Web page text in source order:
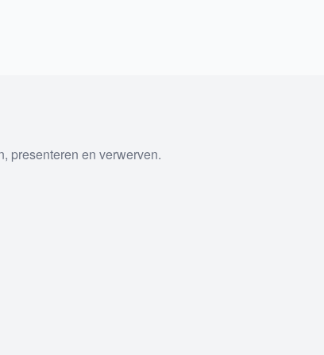
presenteren en verwerven.